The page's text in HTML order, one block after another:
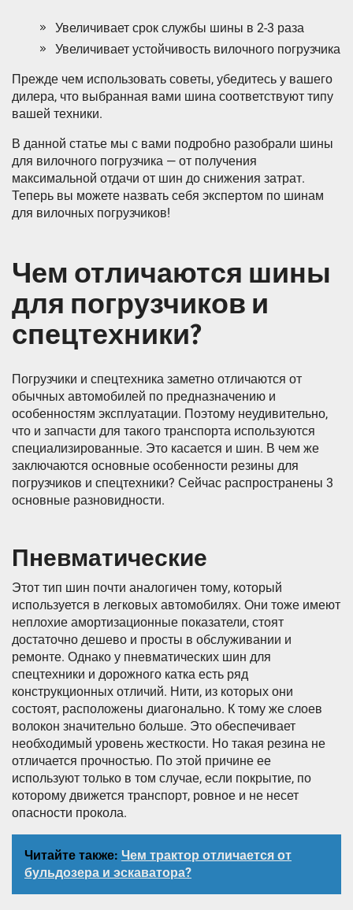
Увеличивает срок службы шины в 2-3 раза
Увеличивает устойчивость вилочного погрузчика
Прежде чем использовать советы, убедитесь у вашего
дилера, что выбранная вами шина соответствуют типу
вашей техники.
В данной статье мы с вами подробно разобрали шины
для вилочного погрузчика — от получения
максимальной отдачи от шин до снижения затрат.
Теперь вы можете назвать себя экспертом по шинам
для вилочных погрузчиков!
Чем отличаются шины
для погрузчиков и
спецтехники?
Погрузчики и спецтехника заметно отличаются от
обычных автомобилей по предназначению и
особенностям эксплуатации. Поэтому неудивительно,
что и запчасти для такого транспорта используются
специализированные. Это касается и шин. В чем же
заключаются основные особенности резины для
погрузчиков и спецтехники? Сейчас распространены 3
основные разновидности.
Пневматические
Этот тип шин почти аналогичен тому, который
используется в легковых автомобилях. Они тоже имеют
неплохие амортизационные показатели, стоят
достаточно дешево и просты в обслуживании и
ремонте. Однако у пневматических шин для
спецтехники и дорожного катка есть ряд
конструкционных отличий. Нити, из которых они
состоят, расположены диагонально. К тому же слоев
волокон значительно больше. Это обеспечивает
необходимый уровень жесткости. Но такая резина не
отличается прочностью. По этой причине ее
используют только в том случае, если покрытие, по
которому движется транспорт, ровное и не несет
опасности прокола.
Читайте также: Чем трактор отличается от
бульдозера и эскаватора?